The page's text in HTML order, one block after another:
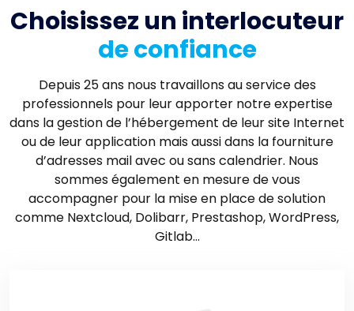
Choisissez un interlocuteur
de confiance
Depuis 25 ans nous travaillons au service des
professionnels pour leur apporter notre expertise
dans la gestion de l’hébergement de leur site Internet
ou de leur application mais aussi dans la fourniture
d’adresses mail avec ou sans calendrier. Nous
sommes également en mesure de vous
accompagner pour la mise en place de solution
comme Nextcloud, Dolibarr, Prestashop, WordPress,
Gitlab…